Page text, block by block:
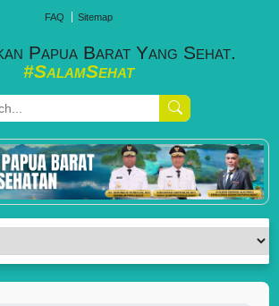
FAQ Sitemap
Papua Barat Yang Sehat.
#SalamSehat